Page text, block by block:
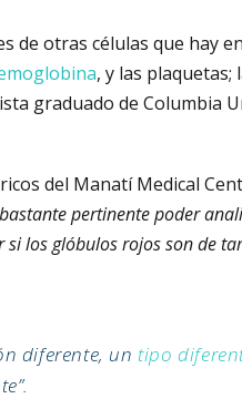
de otras células que hay
, y las plaquetas;
graduado de Columbia
del Manatí Medical
pertinente poder
si los glóbulos rojos son de
diferente, un tipo